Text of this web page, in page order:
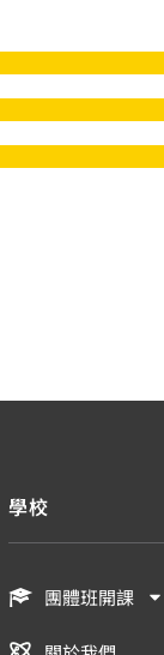
學校
團體班開課